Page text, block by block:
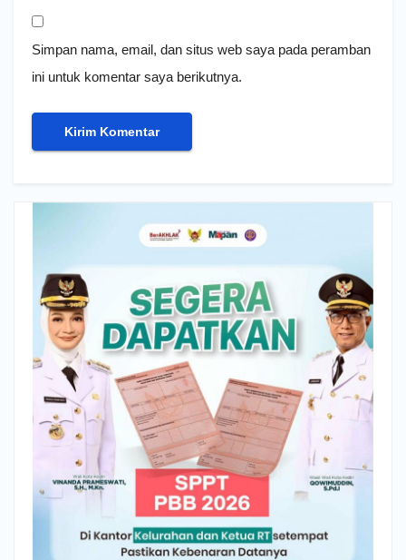
Simpan nama, email, dan situs web saya pada peramban
ini untuk komentar saya berikutnya.